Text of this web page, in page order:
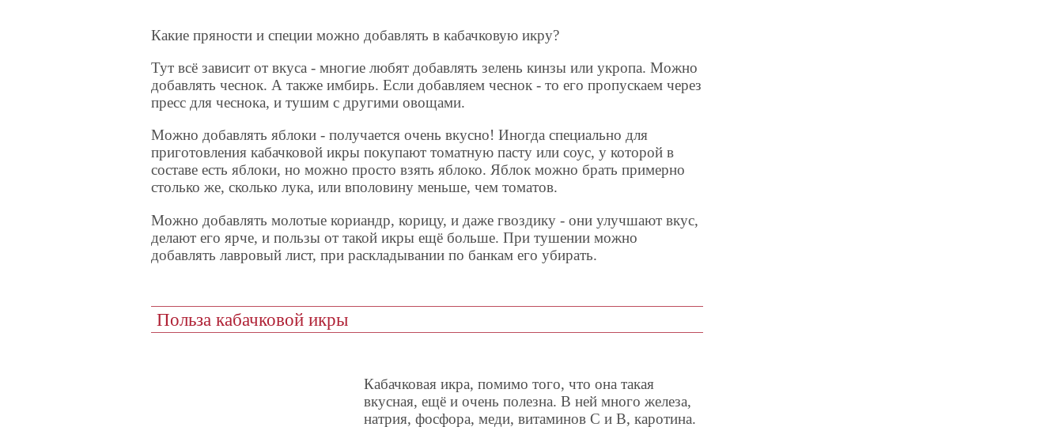
Какие пряности и специи можно добавлять в кабачковую икру?
Тут всё зависит от вкуса - многие любят добавлять зелень кинзы или укропа. Можно
добавлять чеснок. А также имбирь. Если добавляем чеснок - то его пропускаем через
пресс для чеснока, и тушим с другими овощами.
Можно добавлять яблоки - получается очень вкусно! Иногда специально для
приготовления кабачковой икры покупают томатную пасту или соус, у которой в
составе есть яблоки, но можно просто взять яблоко. Яблок можно брать примерно
столько же, сколько лука, или вполовину меньше, чем томатов.
Можно добавлять молотые кориандр, корицу, и даже гвоздику - они улучшают вкус,
делают его ярче, и пользы от такой икры ещё больше. При тушении можно
добавлять лавровый лист, при раскладывании по банкам его убирать.
Польза кабачковой икры
Кабачковая икра, помимо того, что она такая
вкусная, ещё и очень полезна. В ней много железа,
натрия, фосфора, меди, витаминов С и В, каротина.